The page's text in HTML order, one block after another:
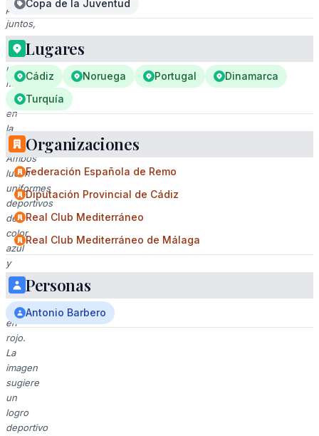
posan
juntos,
uno
con
una
medalla
dorada
en
la
cintura.
Ambos
lucen
uniformes
deportivos
de
color
azul
y
blanco,
con
detalles
en
rojo.
La
imagen
sugiere
un
logro
deportivo
Copa de la Juventud
Lugares
Cádiz Noruega Portugal
Dinamarca
Turquía
Organizaciones
Federación Española de Remo
Diputación Provincial de Cádiz
Real Club Mediterráneo
Real Club Mediterráneo de Málaga
Personas
Antonio Barbero